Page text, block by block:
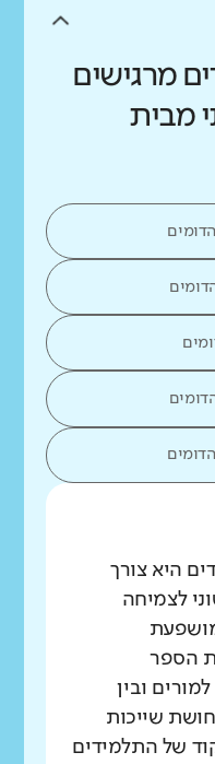
מרגישים
מבית
היא צורך
לצמיחה
הספר
ובין
שייכות
של התלמידים